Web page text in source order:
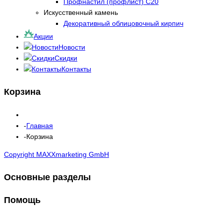
Искусственный камень
Декоративный облицовочный кирпич
Акции
Новости
Скидки
Контакты
Корзина
Главная
Корзина
Copyright MAXXmarketing GmbH
Основные разделы
Помощь